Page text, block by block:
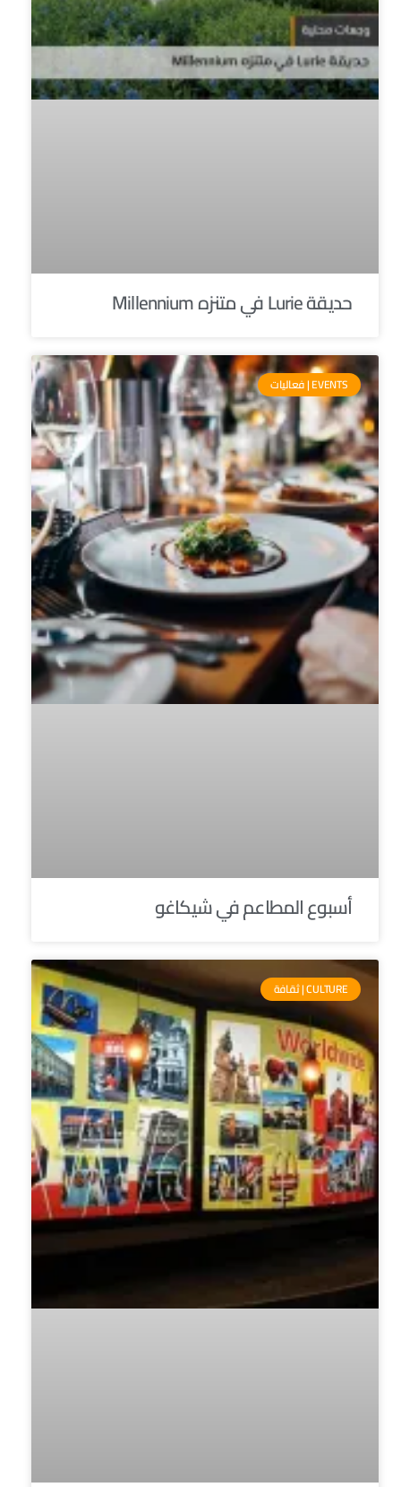
حديقة Lurie في متنزه Millennium
EVENTS | فعاليات
أسبوع المطاعم في شيكاغو
CULTURE | ثقافة